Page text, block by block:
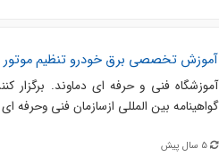
آموزش تخصصی برق خودرو تنظیم موتور
آموزشگاه فنی و حرفه ای دماوند. برگزار
گواهینامه بین المللی ازسازمان فنی
5 سال پیش